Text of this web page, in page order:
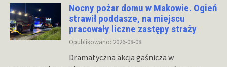
Nocny pożar domu w Makowie. Ogień
strawił poddasze, na miejscu
pracowały liczne zastępy straży
Opublikowano: 2026-08-08
Dramatyczna akcja gaśnicza w